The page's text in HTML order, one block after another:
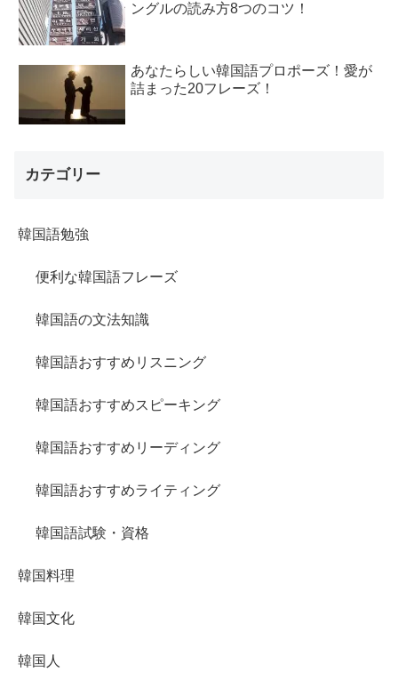
ングルの読み方8つのコツ！
あなたらしい韓国語プロポーズ！愛が
詰まった20フレーズ！
カテゴリー
韓国語勉強
便利な韓国語フレーズ
韓国語の文法知識
韓国語おすすめリスニング
韓国語おすすめスピーキング
韓国語おすすめリーディング
韓国語おすすめライティング
韓国語試験・資格
韓国料理
韓国文化
韓国人